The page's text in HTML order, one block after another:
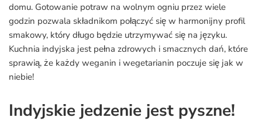
domu. Gotowanie potraw na wolnym ogniu przez wiele
godzin pozwala składnikom połączyć się w harmonijny profil
smakowy, który długo będzie utrzymywać się na języku.
Kuchnia indyjska jest pełna zdrowych i smacznych dań, które
sprawią, że każdy weganin i wegetarianin poczuje się jak w
niebie!
Indyjskie jedzenie jest pyszne!